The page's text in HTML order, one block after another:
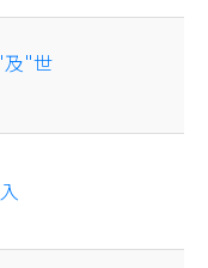
及"世